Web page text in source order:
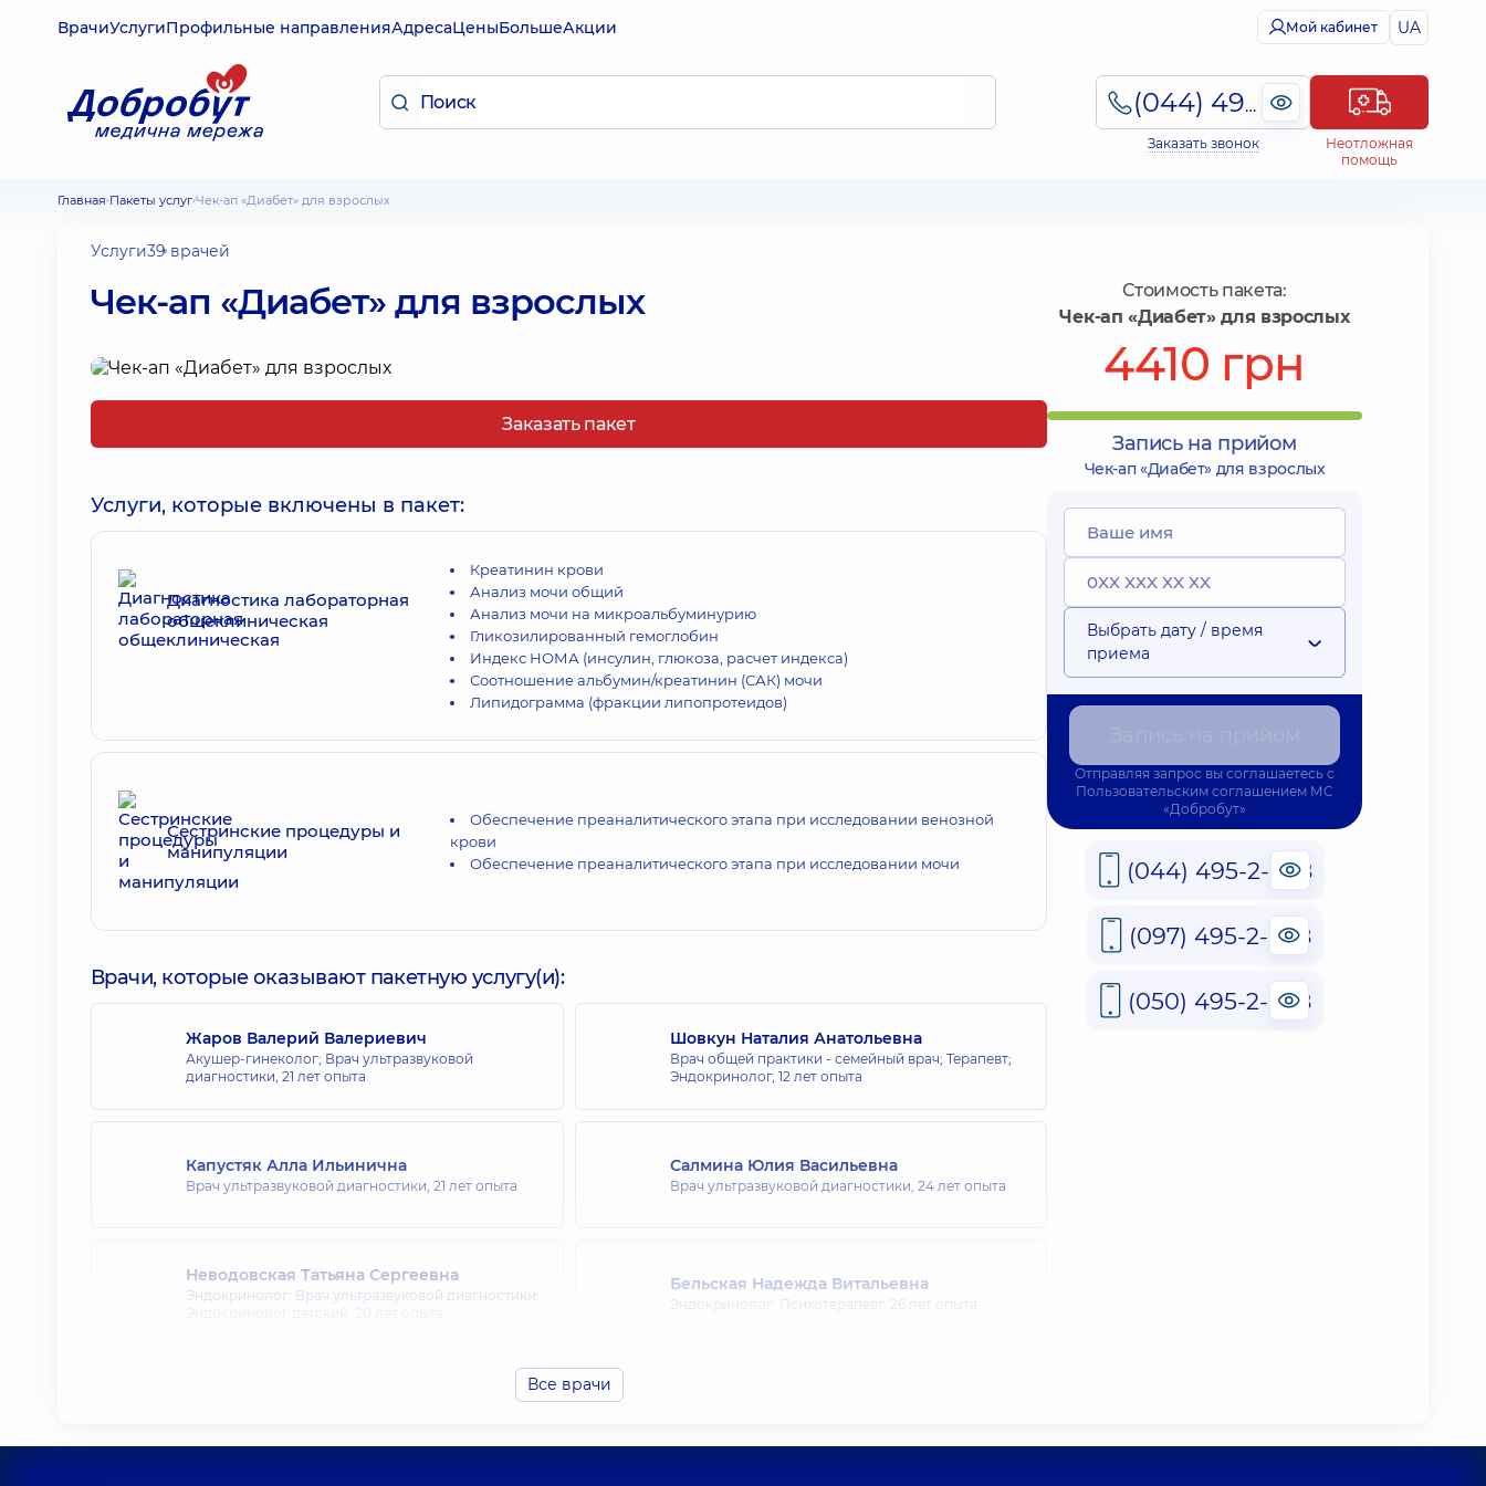
ВрачиУслугиПрофильные направленияАдресаЦеныБольшеАкции Мой кабинет UA
(044) 495-2-888
Заказать звонок
Неотложная
помощь
Главная Пакеты услуг Чек-ап «Диабет» для взрослых
Услуги39 врачей
Чек-ап «Диабет» для взрослых
Заказать пакет
Услуги, которые включены в пакет:
Диагностика лабораторная
общеклиническая
Креатинин крови
Анализ мочи общий
Анализ мочи на микроальбуминурию
Гликозилированный гемоглобин
Индекс НОМА (инсулин, глюкоза, расчет индекса)
Соотношение альбумин/креатинин (САК) мочи
Липидограмма (фракции липопротеидов)
Сестринские процедуры и
манипуляции
Обеспечение преаналитического этапа при исследовании венозной
крови
Обеспечение преаналитического этапа при исследовании мочи
Врачи, которые оказывают пакетную услугу(и):
Жаров Валерий Валериевич
Акушер-гинеколог; Врач ультразвуковой
диагностики, 21 лет опыта
Шовкун Наталия Анатольевна
Врач общей практики - семейный врач; Терапевт;
Эндокринолог, 12 лет опыта
Капустяк Алла Ильинична
Врач ультразвуковой диагностики, 21 лет опыта
Салмина Юлия Васильевна
Врач ультразвуковой диагностики, 24 лет опыта
Неводовская Татьяна Сергеевна
Эндокринолог; Врач ультразвуковой диагностики;
Бельская Надежда Витальевна
Эндокринолог; Психотерапевт, 26 лет опыта
Все врачи
Стоимость пакета:
Чек-ап «Диабет» для взрослых
4410 грн
Запись на прийом
Чек-ап «Диабет» для взрослых
Выбрать дату / время
приема
Отправляя запрос вы соглашаетесь с
Пользовательским соглашением МС
«Добробут»
(044) 495-2-888
(097) 495-2-888
(050) 495-2-888